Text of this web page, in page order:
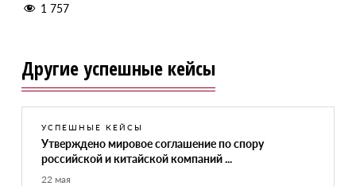
1 757
Другие успешные кейсы
УСПЕШНЫЕ КЕЙСЫ
Утверждено мировое соглашение по спору
российской и китайской компаний ...
22 мая